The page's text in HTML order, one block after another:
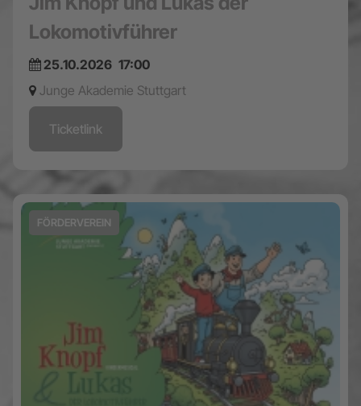
Lokomotivführer
25.10.2026 17:00
Junge Akademie Stuttgart
Ticketlink
FÖRDERVEREIN